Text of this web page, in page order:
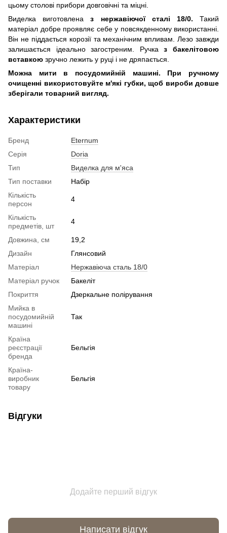
цьому столові прибори довговічні та міцні.
Виделка виготовлена​​з нержавіючої сталі 18/0.Такий
матеріал добре проявляє себе у повсякденному використанні.
Він не піддається корозії та механічним впливам. Лезо завжди
залишається ідеально загостреним. Ручка з бакелітовою
вставкою зручно лежить у руці і не дряпається.
Можна мити в посудомийній машині. При ручному
очищенні використовуйте м'які губки, щоб вироби довше
зберігали товарний вигляд.
Характеристики
Бренд
Eternum
Серія
Doria
Тип
Виделка для м'яса
Тип поставки
Набір
Кількість
персон
4
Кількість
предметів, шт
4
Довжина, см
19,2
Дизайн
Глянсовий
Матеріал
Нержавіюча сталь 18/0
Матеріал ручок
Бакеліт
Покриття
Дзеркальне полірування
Мийка в
посудомийній
машині
Так
Країна
реєстрації
бренда
Бельгія
Країна-
виробник
товару
Бельгія
Відгуки
Додайте перший відгук
Написати відгук